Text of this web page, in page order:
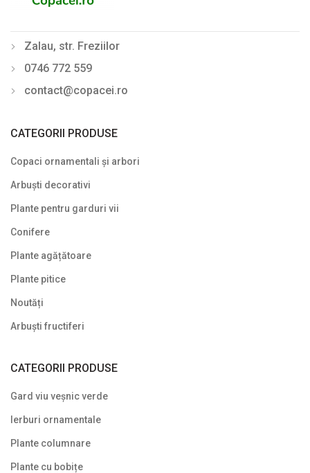
Zalau, str. Freziilor
0746 772 559
contact@copacei.ro
CATEGORII PRODUSE
Copaci ornamentali și arbori
Arbuști decorativi
Plante pentru garduri vii
Conifere
Plante agățătoare
Plante pitice
Noutăți
Arbuști fructiferi
CATEGORII PRODUSE
Gard viu veșnic verde
Ierburi ornamentale
Plante columnare
Plante cu bobițe